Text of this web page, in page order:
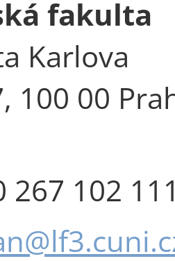
fakulta
Karlova
100 00
267 102